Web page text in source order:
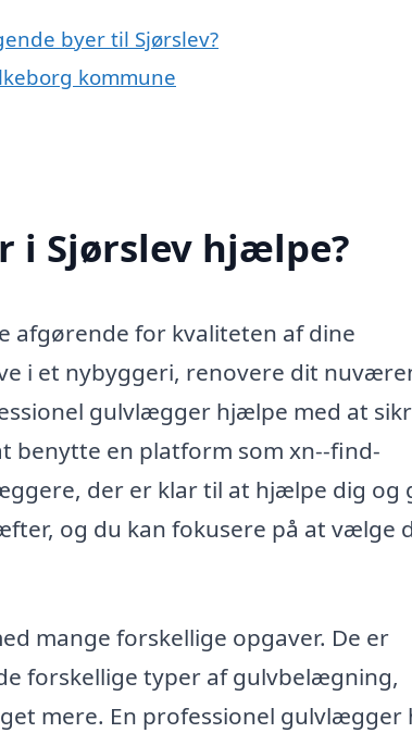
byer til Sjørslev?
kommune
i Sjørslev hjælpe?
afgørende for kvaliteten af dine
i et nybyggeri, renovere dit
gulvlægger hjælpe med at
benytte en platform som xn--find-
der er klar til at hjælpe dig og
og du kan fokusere på at vælge
mange forskellige opgaver. De er
forskellige typer af gulvbelægning,
mere. En professionel gulvlægger